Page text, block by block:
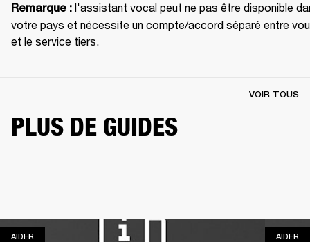
Remarque : l'assistant vocal peut ne pas être disponible
votre pays et nécessite un compte/accord séparé entre
et le service tiers.
PLUS DE GUIDES
VOIR TOUS
AIDER AIDER